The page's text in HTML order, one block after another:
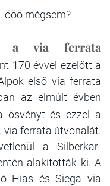
ööö mégsem?
a via ferrata
170 évvel ezelőtt a
első via ferrata
az elmúlt évben
ösvényt és ezzel a
via ferrata útvonalát.
a Silberkar-
alakították ki. A
Hias és Siega via